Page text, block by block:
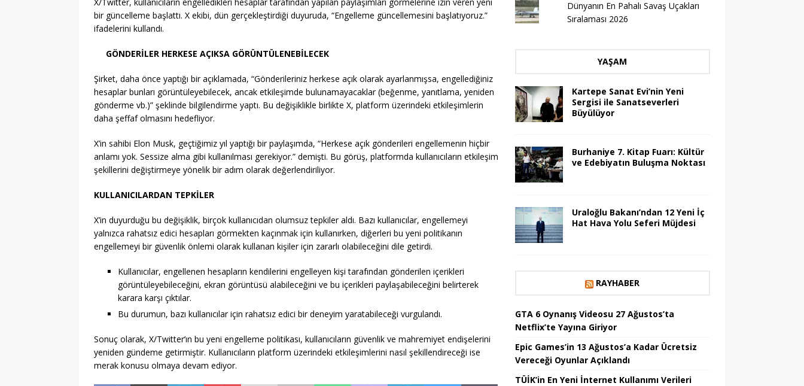
bir güncelleme başlattı. X ekibi, dün gerçekleştirdiği duyuruda, “Engelleme güncellemesini başlatıyoruz.”
ifadelerini kullandı.
GÖNDERİLER HERKESE AÇIKSA GÖRÜNTÜLENEBİLECEK
Şirket, daha önce yaptığı bir açıklamada, “Gönderileriniz herkese açık olarak ayarlanmışsa, engellediğiniz
hesaplar bunları görüntüleyebilecek, ancak etkileşimde bulunamayacaklar (beğenme, yanıtlama, yeniden
gönderme vb.)” şeklinde bilgilendirme yaptı. Bu değişiklikle birlikte X, platform üzerindeki etkileşimlerin
daha şeffaf olmasını hedefliyor.
X’in sahibi Elon Musk, geçtiğimiz yıl yaptığı bir paylaşımda, “Herkese açık gönderileri engellemenin hiçbir
anlamı yok. Sessize alma gibi kullanılması gerekiyor.” demişti. Bu görüş, platformda kullanıcıların etkileşim
şekillerini değiştirmeye yönelik bir adım olarak değerlendiriliyor.
KULLANICILARDAN TEPKİLER
X’in duyurduğu bu değişiklik, birçok kullanıcıdan olumsuz tepkiler aldı. Bazı kullanıcılar, engellemeyi
yalnızca rahatsız edici hesapları görmekten kaçınmak için kullanırken, diğerleri bu yeni politikanın
engellemeyi bir güvenlik önlemi olarak kullanan kişiler için zararlı olabileceğini dile getirdi.
Kullanıcılar, engellenen hesapların kendilerini engelleyen kişi tarafından gönderilen içerikleri
görüntüleyebileceğini, ekran görüntüsü alabileceğini ve bu içerikleri paylaşabileceğini belirterek
karara karşı çıktılar.
Bu durumun, bazı kullanıcılar için rahatsız edici bir deneyim yaratabileceği vurgulandı.
Sonuç olarak, X/Twitter’ın bu yeni engelleme politikası, kullanıcıların güvenlik ve mahremiyet endişelerini
yeniden gündeme getirmiştir. Kullanıcıların platform üzerindeki etkileşimlerini nasıl şekillendireceği ise
merak konusu olmaya devam ediyor.
Dünyanın En Pahalı Savaş Uçakları
Sıralaması 2026
YAŞAM
Kartepe Sanat Evi’nin Yeni
Sergisi ile Sanatseverleri
Büyülüyor
Burhaniye 7. Kitap Fuarı: Kültür
ve Edebiyatın Buluşma Noktası
Uraloğlu Bakanı’ndan 12 Yeni İç
Hat Hava Yolu Seferi Müjdesi
RAYHABER
GTA 6 Oynanış Videosu 27 Ağustos’ta
Netflix’te Yayına Giriyor
Epic Games’in 13 Ağustos’a Kadar Ücretsiz
Vereceği Oyunlar Açıklandı
TÜİK’in En Yeni İnternet Kullanımı Verileri